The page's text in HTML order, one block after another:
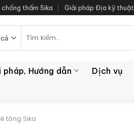
thấm Sika Giải pháp Địa kỹ thuật
kiếm:
pháp, Hướng dẫn Dịch vụ
tông Sika